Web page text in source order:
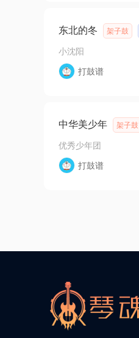
东北的冬 架子鼓
小沈阳
打鼓谱
中华美少年 架子鼓
优秀少年团
打鼓谱